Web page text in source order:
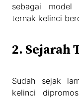
sebagai model
ternak kelinci
2. Sejarah
Sudah sejak
kelinci